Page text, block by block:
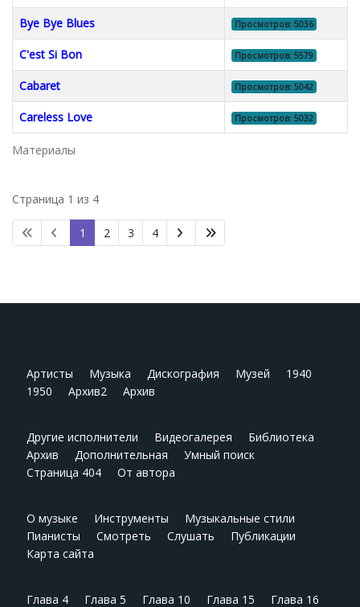
Материалы
Bye Bye Blues Просмотров: 5036
C'est Si Bon Просмотров: 5579
Cabaret Просмотров: 5042
Careless Love Просмотров: 5032
Страница 1 из 4
1 2 3 4
Артисты Музыка Дискография Музей
1940
1950
Архив2 Архив
Другие исполнители Видеогалерея
Библиотека
Архив
Дополнительная
Умный поиск
Страница 404
От автора
О музыке Инструменты
Музыкальные стили
Пианисты
Смотреть Слушать
Публикации
Карта сайта
Глава 4 Глава 5 Глава 10 Глава 15 Глава 16